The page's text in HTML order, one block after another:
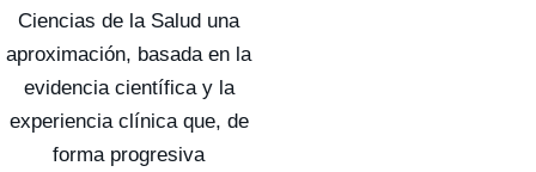
Ciencias de la Salud una
aproximación, basada en la
evidencia científica y la
experiencia clínica que, de
forma progresiva